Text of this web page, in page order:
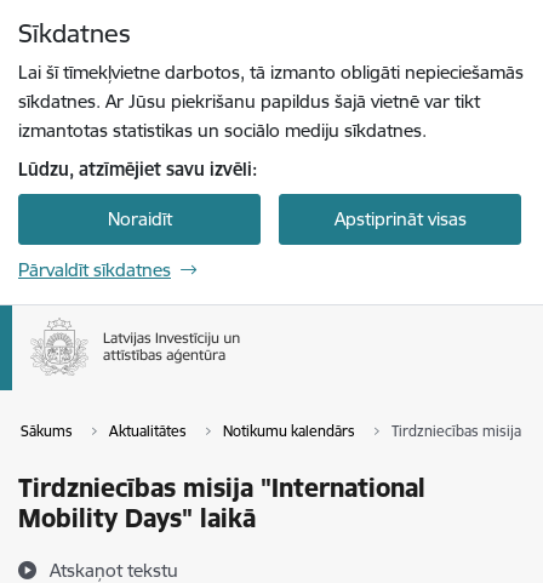
Sīkdatnes
Lai šī tīmekļvietne darbotos, tā izmanto obligāti nepieciešamās
sīkdatnes. Ar Jūsu piekrišanu papildus šajā vietnē var tikt
izmantotas statistikas un sociālo mediju sīkdatnes.
Lūdzu, atzīmējiet savu izvēli:
Noraidīt Apstiprināt visas
Pārvaldīt sīkdatnes
Sākums Aktualitātes Notikumu kalendārs Tirdzniecības misija
Tirdzniecības misija "International
Mobility Days" laikā
Atskaņot tekstu